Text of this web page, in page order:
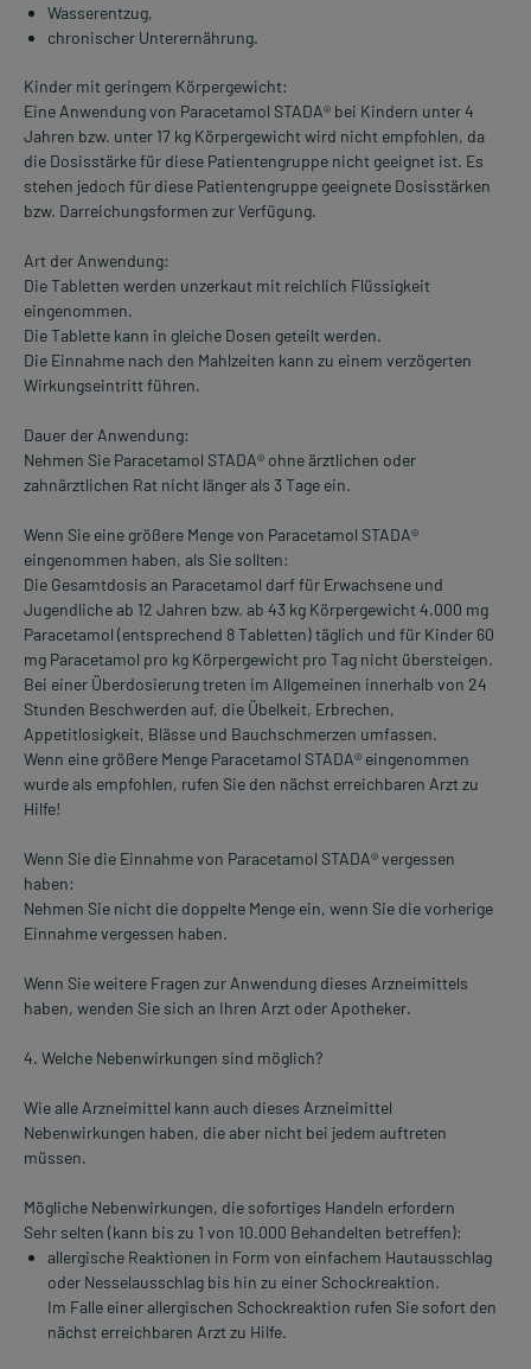
Wasserentzug,
chronischer Unterernährung.
Kinder mit geringem Körpergewicht:
Eine Anwendung von Paracetamol STADA® bei Kindern unter 4
Jahren bzw. unter 17 kg Körpergewicht wird nicht empfohlen, da
die Dosisstärke für diese Patientengruppe nicht geeignet ist. Es
stehen jedoch für diese Patientengruppe geeignete Dosisstärken
bzw. Darreichungsformen zur Verfügung.
Art der Anwendung:
Die Tabletten werden unzerkaut mit reichlich Flüssigkeit
eingenommen.
Die Tablette kann in gleiche Dosen geteilt werden.
Die Einnahme nach den Mahlzeiten kann zu einem verzögerten
Wirkungseintritt führen.
Dauer der Anwendung:
Nehmen Sie Paracetamol STADA® ohne ärztlichen oder
zahnärztlichen Rat nicht länger als 3 Tage ein.
Wenn Sie eine größere Menge von Paracetamol STADA®
eingenommen haben, als Sie sollten:
Die Gesamtdosis an Paracetamol darf für Erwachsene und
Jugendliche ab 12 Jahren bzw. ab 43 kg Körpergewicht 4.000 mg
Paracetamol (entsprechend 8 Tabletten) täglich und für Kinder 60
mg Paracetamol pro kg Körpergewicht pro Tag nicht übersteigen.
Bei einer Überdosierung treten im Allgemeinen innerhalb von 24
Stunden Beschwerden auf, die Übelkeit, Erbrechen,
Appetitlosigkeit, Blässe und Bauchschmerzen umfassen.
Wenn eine größere Menge Paracetamol STADA® eingenommen
wurde als empfohlen, rufen Sie den nächst erreichbaren Arzt zu
Hilfe!
Wenn Sie die Einnahme von Paracetamol STADA® vergessen
haben:
Nehmen Sie nicht die doppelte Menge ein, wenn Sie die vorherige
Einnahme vergessen haben.
Wenn Sie weitere Fragen zur Anwendung dieses Arzneimittels
haben, wenden Sie sich an Ihren Arzt oder Apotheker.
4. Welche Nebenwirkungen sind möglich?
Wie alle Arzneimittel kann auch dieses Arzneimittel
Nebenwirkungen haben, die aber nicht bei jedem auftreten
müssen.
Mögliche Nebenwirkungen, die sofortiges Handeln erfordern
Sehr selten (kann bis zu 1 von 10.000 Behandelten betreffen):
allergische Reaktionen in Form von einfachem Hautausschlag
oder Nesselausschlag bis hin zu einer Schockreaktion.
Im Falle einer allergischen Schockreaktion rufen Sie sofort den
nächst erreichbaren Arzt zu Hilfe.